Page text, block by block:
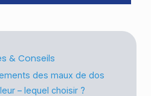
& Conseils
des maux de dos
– lequel choisir ?